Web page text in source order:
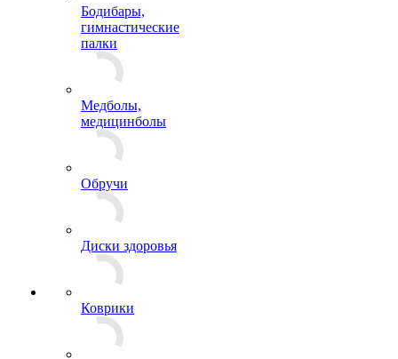
Бодибары,
гимнастические
палки
Медболы,
медицинболы
Обручи
Диски здоровья
Коврики